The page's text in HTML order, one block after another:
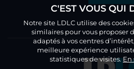
C'EST VOUS QUI
Notre site LDLC utilise des
similaires pour vous proposer
adaptés à vos centres
meilleure expérience
statistiques de visites.En